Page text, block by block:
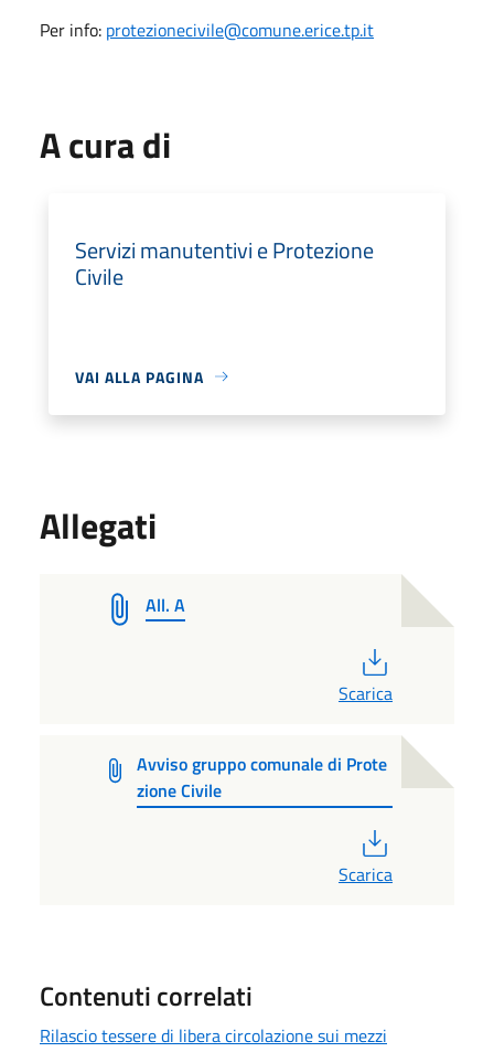
Per info: protezionecivile@comune.erice.tp.it
A cura di
Servizi manutentivi e Protezione
Civile
VAI ALLA PAGINA
Allegati
All. A
Scarica
Avviso gruppo comunale di Prote
zione Civile
Scarica
Contenuti correlati
Rilascio tessere di libera circolazione sui mezzi